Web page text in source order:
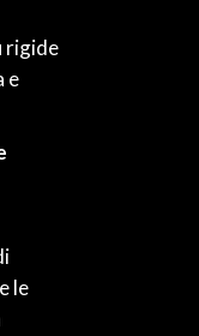
rigide
e
le